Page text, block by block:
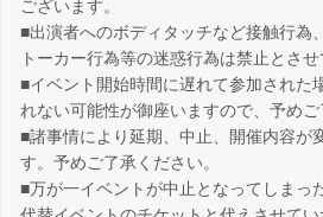
ございます。
■出演者へのボディタッチなど接触行為
トーカー行為等の迷惑行為は禁止とさせ
■イベント開始時間に遅れて参加された
れない可能性が御座いますので、予めご
■諸事情により延期、中止、開催内容が
す。予めご了承ください。
■万が一イベントが中止となってしまっ